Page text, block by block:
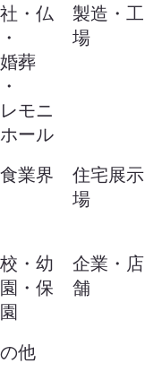
・仏
葬
モニ
ール
製造・工
場
業界
住宅展示
場
・幼
・保
企業・店
舗
他